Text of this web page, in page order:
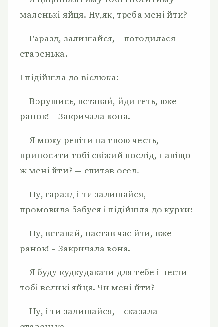
маленькі яйця. Ну,як, треба мені йти?
— Гаразд, залишайся,— погодилася
старенька.
І підійшла до віслюка:
— Ворушись, вставай, йди геть, вже
ранок! – Закричала вона.
— Я можу ревіти на твою честь,
приносити тобі свіжий послід, навіщо
ж мені йти? — спитав осел.
— Ну, гаразд і ти залишайся,—
промовила бабуся і підійшла до курки:
— Ну, вставай, настав час йти, вже
ранок! – Закричала вона.
— Я буду кудкудакати для тебе і нести
тобі великі яйця. Чи мені йти?
— Ну, і ти залишайся,— сказала